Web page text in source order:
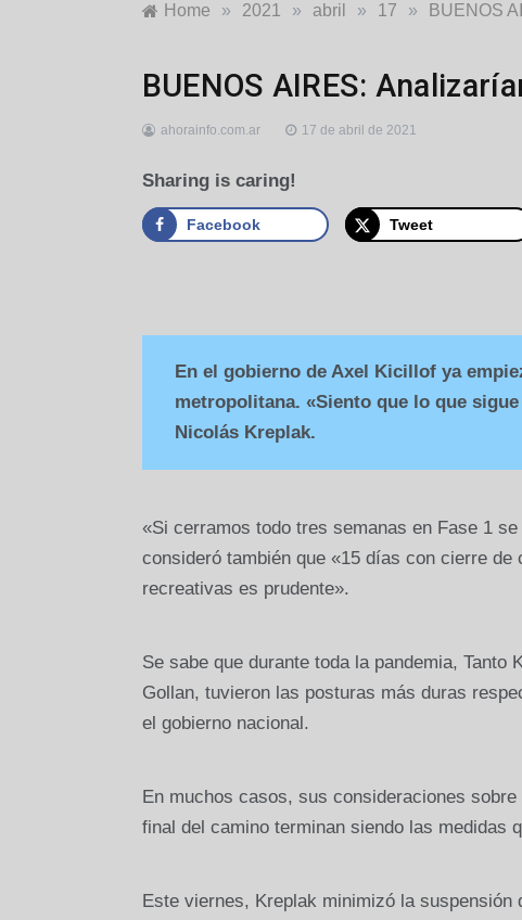
Home » 2021 » abril » 17 » BUENOS
Nacionales ,
Salud
BUENOS AIRES:
ahorainfo.com.ar 17 de abril de 2021
Sharing is caring!
Facebook Tweet
En el gobierno de Axel Kicillof ya
metropolitana. «Siento que lo que
Nicolás Kreplak.
«Si cerramos todo tres semanas en Fase 1
consideró también que «15 días con cierre
recreativas es prudente».
Se sabe que durante toda la pandemia,
Gollan, tuvieron las posturas más duras
el gobierno nacional.
En muchos casos, sus consideraciones
final del camino terminan siendo las medidas
Este viernes, Kreplak minimizó la